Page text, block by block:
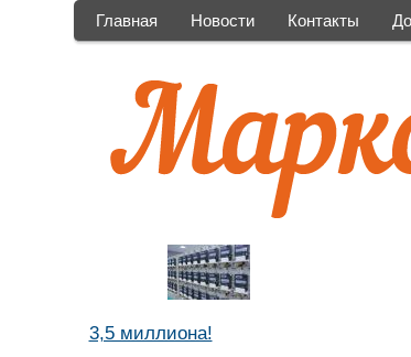
Главная Новости Контакты
3,5 миллиона!